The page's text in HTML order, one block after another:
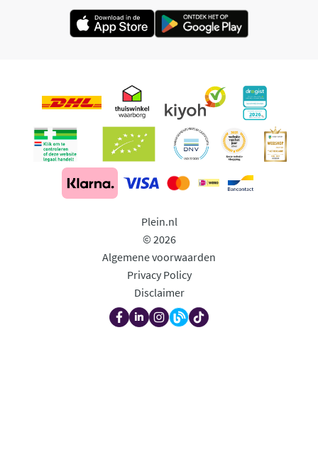
Plein.nl
© 2026
Algemene voorwaarden
Privacy Policy
Disclaimer